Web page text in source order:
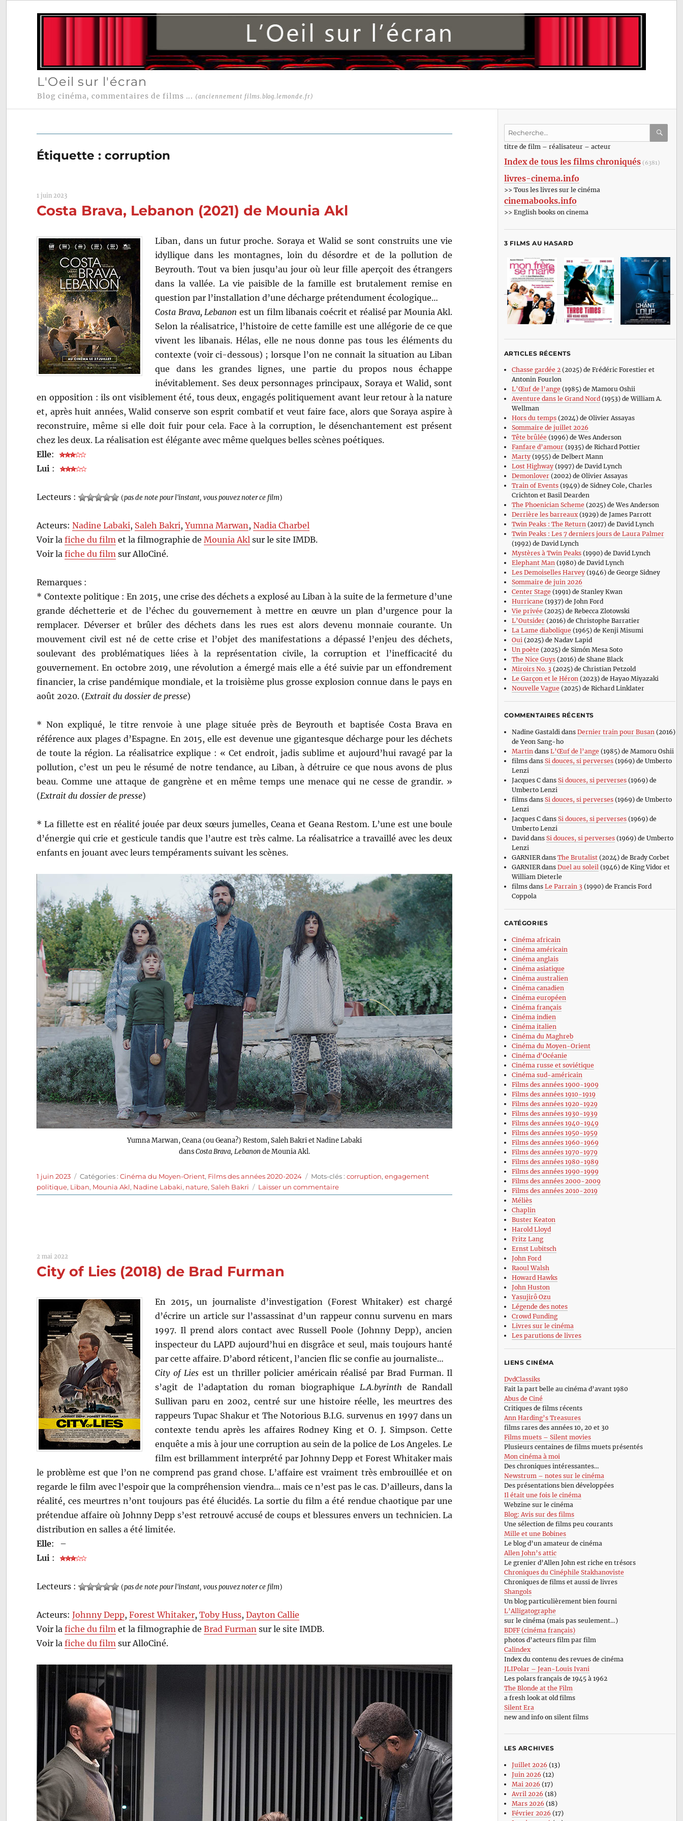
L'Oeil sur l'écran
Blog cinéma, commentaires de films ... (anciennement films.blog.lemonde.fr)
Étiquette :corruption
1 juin 2023
Costa Brava, Lebanon (2021) de Mounia Akl
Liban, dans un futur proche. Soraya et Walid se sont construits une vie
idyllique dans les montagnes, loin du désordre et de la pollution de
Beyrouth. Tout va bien jusqu’au jour où leur fille aperçoit des étrangers
dans la vallée. La vie paisible de la famille est brutalement remise en
question par l’installation d’une décharge prétendument écologique…
Costa Brava, Lebanon est un film libanais coécrit et réalisé par Mounia Akl.
Selon la réalisatrice, l’histoire de cette famille est une allégorie de ce que
vivent les libanais. Hélas, elle ne nous donne pas tous les éléments du
contexte (voir ci-dessous) ; lorsque l’on ne connait la situation au Liban
que dans les grandes lignes, une partie du propos nous échappe
inévitablement. Ses deux personnages principaux, Soraya et Walid, sont
en opposition : ils ont visiblement été, tous deux, engagés politiquement avant leur retour à la nature
et, après huit années, Walid conserve son esprit combatif et veut faire face, alors que Soraya aspire à
reconstruire, même si elle doit fuir pour cela. Face à la corruption, le désenchantement est présent
chez les deux. La réalisation est élégante avec même quelques belles scènes poétiques.
Elle:
Lui :
Lecteurs : (pas de note pour l'instant, vous pouvez noter ce film)
Acteurs:Nadine Labaki, Saleh Bakri,Yumna Marwan ,Nadia Charbel
Voir lafiche du film et la filmographie deMounia Akl sur le site IMDB.
Voir lafiche du film sur AlloCiné.
Remarques :
* Contexte politique : En 2015, une crise des déchets a explosé au Liban à la suite de la fermeture d’une
grande déchetterie et de l’échec du gouvernement à mettre en œuvre un plan d’urgence pour la
remplacer. Déverser et brûler des déchets dans les rues est alors devenu monnaie courante. Un
mouvement civil est né de cette crise et l’objet des manifestations a dépassé l’enjeu des déchets,
soulevant des problématiques liées à la représentation civile, la corruption et l’inefficacité du
gouvernement. En octobre 2019, une révolution a émergé mais elle a été suivie par un effondrement
financier, la crise pandémique mondiale, et la troisième plus grosse explosion connue dans le pays en
août 2020. (Extrait du dossier de presse)
* Non expliqué, le titre renvoie à une plage située près de Beyrouth et baptisée Costa Brava en
référence aux plages d’Espagne. En 2015, elle est devenue une gigantesque décharge pour les déchets
de toute la région. La réalisatrice explique : « Cet endroit, jadis sublime et aujourd’hui ravagé par la
pollution, c’est un peu le résumé de notre tendance, au Liban, à détruire ce que nous avons de plus
beau. Comme une attaque de gangrène et en même temps une menace qui ne cesse de grandir. »
(Extrait du dossier de presse)
* La fillette est en réalité jouée par deux sœurs jumelles, Ceana et Geana Restom. L’une est une boule
d’énergie qui crie et gesticule tandis que l’autre est très calme. La réalisatrice a travaillé avec les deux
enfants en jouant avec leurs tempéraments suivant les scènes.
Yumna Marwan, Ceana (ou Geana?) Restom, Saleh Bakri et Nadine Labaki
dansCosta Brava, Lebanon de Mounia Akl.
Publié
le
1 juin 2023 Catégories
Catégories :Cinéma du Moyen-Orient, Films des années 2020-2024 Étiquettes
Mots-clés :corruption,engagement
politique, Liban, Mounia Akl, Nadine Labaki, nature,Saleh Bakri Laisser un commentairesur
Costa
2 mai 2022
City of Lies (2018) de Brad Furman
En 2015, un journaliste d’investigation (Forest Whitaker) est chargé
d’écrire un article sur l’assassinat d’un rappeur connu survenu en mars
1997. Il prend alors contact avec Russell Poole (Johnny Depp), ancien
inspecteur du LAPD aujourd’hui en disgrâce et seul, mais toujours hanté
par cette affaire. D’abord réticent, l’ancien flic se confie au journaliste…
City of Liesest un thriller policier américain réalisé par Brad Furman. Il
s’agit de l’adaptation du roman biographique L.A.byrinth de Randall
Sullivan paru en 2002, centré sur une histoire réelle, les meurtres des
rappeurs Tupac Shakur et The Notorious B.I.G. survenus en 1997 dans un
contexte tendu après les affaires Rodney King et O. J. Simpson. Cette
enquête a mis à jour une corruption au sein de la police de Los Angeles. Le
film est brillamment interprété par Johnny Depp et Forest Whitaker mais
le problème est que l’on ne comprend pas grand chose. L’affaire est vraiment très embrouillée et on
regarde le film avec l’espoir que la compréhension viendra… mais ce n’est pas le cas. D’ailleurs, dans la
réalité, ces meurtres n’ont toujours pas été élucidés. La sortie du film a été rendue chaotique par une
prétendue affaire où Johnny Depp s’est retrouvé accusé de coups et blessures envers un technicien. La
distribution en salles a été limitée.
Elle:
–
Lui :
Lecteurs : (pas de note pour l'instant, vous pouvez noter ce film)
Acteurs:Johnny Depp,Forest Whitaker,Toby Huss,Dayton Callie
Voir lafiche du film et la filmographie deBrad Furman sur le site IMDB.
Voir lafiche du film sur AlloCiné.
Recherche
:titre de film – réalisateur – acteur
Index de tous les films chroniqués (6381)
livres-cinema.info
>> Tous les livres sur le cinéma
cinemabooks.info
>> English books on cinema
3 FILMS AU HASARD
ARTICLES RÉCENTS
Chasse gardée 2(2025) de Frédéric Forestier et
Antonin Fourlon
L’Œuf de l’ange (1985) de Mamoru Oshii
Aventure dans le Grand Nord(1953) de William A.
Wellman
Hors du temps(2024) de Olivier Assayas
Sommaire de juillet 2026
Tête brûlée (1996) de Wes Anderson
Fanfare d’amour(1935) de Richard Pottier
Marty(1955) de Delbert Mann
Lost Highway(1997) de David Lynch
Demonlover(2002) de Olivier Assayas
Train of Events(1949) de Sidney Cole, Charles
Crichton et Basil Dearden
The Phoenician Scheme (2025) de Wes Anderson
Derrière les barreaux(1929) de James Parrott
Twin Peaks : The Return(2017) de David Lynch
Twin Peaks : Les 7 derniers jours de Laura Palmer
(1992) de David Lynch
Mystères à Twin Peaks(1990) de David Lynch
Elephant Man(1980) de David Lynch
Les Demoiselles Harvey(1946) de George Sidney
Sommaire de juin 2026
Center Stage (1991) de Stanley Kwan
Hurricane (1937) de John Ford
Vie privée (2025) de Rebecca Zlotowski
L’Outsider(2016) de Christophe Barratier
La Lame diabolique (1965) de Kenji Misumi
Oui(2025) de Nadav Lapid
Un poète (2025) de Simón Mesa Soto
The Nice Guys(2016) de Shane Black
Miroirs No. 3 (2025) de Christian Petzold
Le Garçon et le Héron(2023) de Hayao Miyazaki
Nouvelle Vague (2025) de Richard Linklater
COMMENTAIRES RÉCENTS
Nadine Gastaldidans Dernier train pour Busan(2016)
de Yeon Sang-ho
Martindans L’Œuf de l’ange (1985) de Mamoru Oshii
filmsdans Si douces, si perverses(1969) de Umberto
Lenzi
Jacques Cdans Si douces, si perverses(1969) de
Umberto Lenzi
filmsdans Si douces, si perverses(1969) de Umberto
Lenzi
Jacques Cdans Si douces, si perverses(1969) de
Umberto Lenzi
Daviddans Si douces, si perverses(1969) de Umberto
Lenzi
GARNIERdans The Brutalist(2024) de Brady Corbet
GARNIERdans Duel au soleil(1946) de King Vidor et
William Dieterle
filmsdans Le Parrain 3 (1990) de Francis Ford
Coppola
CATÉGORIES
Cinéma africain
Cinéma américain
Cinéma anglais
Cinéma asiatique
Cinéma australien
Cinéma canadien
Cinéma européen
Cinéma français
Cinéma indien
Cinéma italien
Cinéma du Maghreb
Cinéma du Moyen-Orient
Cinéma d’Océanie
Cinéma russe et soviétique
Cinéma sud-américain
Films des années 1900-1909
Films des années 1910-1919
Films des années 1920-1929
Films des années 1930-1939
Films des années 1940-1949
Films des années 1950-1959
Films des années 1960-1969
Films des années 1970-1979
Films des années 1980-1989
Films des années 1990-1999
Films des années 2000-2009
Films des années 2010-2019
Méliès
Chaplin
Buster Keaton
Harold Lloyd
Fritz Lang
Ernst Lubitsch
John Ford
Raoul Walsh
Howard Hawks
John Huston
Yasujirô Ozu
Légende des notes
Crowd Funding
Livres sur le cinéma
Les parutions de livres
LIENS CINÉMA
DvdClassiks
Fait la part belle au cinéma d’avant 1980
Abus de Ciné
Critiques de films récents
Ann Harding’s Treasures
films rares des années 10, 20 et 30
Films muets – Silent movies
Plusieurs centaines de films muets présentés
Mon cinéma à moi
Des chroniques intéressantes…
Newstrum – notes sur le cinéma
Des présentations bien développées
Il était une fois le cinéma
Webzine sur le cinéma
Blog: Avis sur des films
Une sélection de films peu courants
Mille et une Bobines
Le blog d’un amateur de cinéma
Allen John’s attic
Le grenier d’Allen John est riche en trésors
Chroniques du Cinéphile Stakhanoviste
Chroniques de films et aussi de livres
Shangols
Un blog particulièrement bien fourni
L’Alligatographe
sur le cinéma (mais pas seulement…)
BDFF (cinéma français)
photos d’acteurs film par film
Calindex
Index du contenu des revues de cinéma
JLIPolar – Jean-Louis Ivani
Les polars français de 1945 à 1962
The Blonde at the Film
a fresh look at old films
Silent Era
new and info on silent films
LES ARCHIVES
Juillet 2026 (13)
Juin 2026 (12)
Mai 2026 (17)
Avril 2026 (18)
Mars 2026 (18)
Février 2026 (17)